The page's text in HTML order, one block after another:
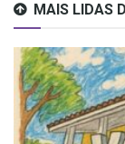
MAIS LIDAS